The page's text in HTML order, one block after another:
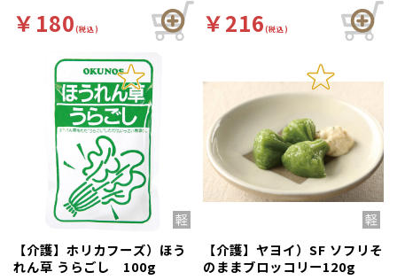
で嚥下対応食などにも対応可
能です。
￥180(税込) ￥216(税込)
【介護】ホリカフーズ）ほう
れん草 うらごし 100g
【介護】ヤヨイ）SF ソフリそ
のままブロッコリー120g